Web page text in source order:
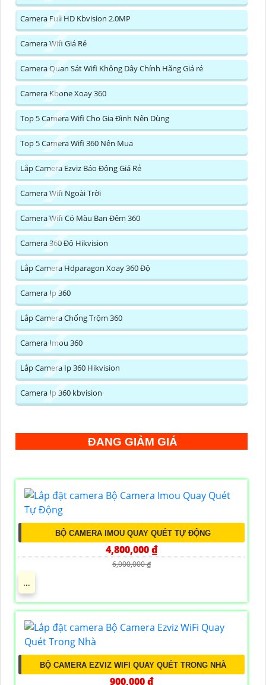
Camera Full HD Kbvision 2.0MP
Camera Wifi Giá Rẻ
Camera Quan Sát Wifi Không Dây Chính Hãng Giá rẻ
Camera Kbone Xoay 360
Top 5 Camera Wifi Cho Gia Đình Nên Dùng
Top 5 Camera Wifi 360 Nên Mua
Lắp Camera Ezviz Báo Động Giá Rẻ
Camera Wifi Ngoài Trời
Camera Wifi Có Màu Ban Đêm 360
Camera 360 Độ Hikvision
Lắp Camera Hdparagon Xoay 360 Độ
Camera Ip 360
Lắp Camera Chống Trộm 360
Camera Imou 360
Lắp Camera Ip 360 Hikvision
Camera Ip 360 kbvision
ĐANG GIẢM GIÁ
BỘ CAMERA IMOU QUAY QUÉT TỰ ĐỘNG
4,800,000 ₫
6,000,000 ₫
...
BỘ CAMERA EZVIZ WIFI QUAY QUÉT TRONG NHÀ
900,000 ₫